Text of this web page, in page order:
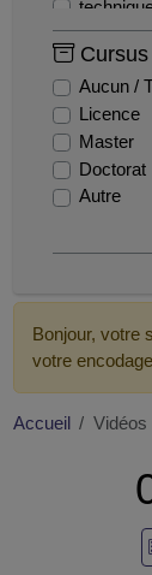
anglais
cpp
dsim
gricad
inp'clusion
iut1
lig
mooc
prepa inp
punchy
Cursus
Aucun /
Licence
Master
Doctorat
Autre
Bonjour, votre
votre
Accueil Vidéos